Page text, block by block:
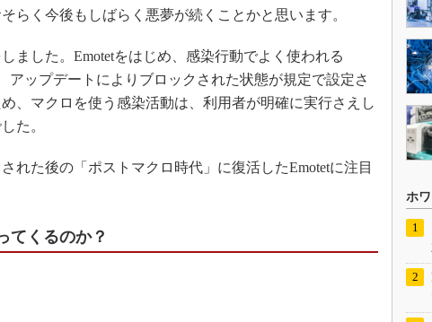
らく今後もしばらく悪夢が続くことかと思います。
ました。Emotetをはじめ、感染行動でよく使われる
アップデートによりブロックされた状態が規定で設定さ
、マクロを使う感染活動は、利用者が明確に実行さえし
た。
れた後の「ポストマクロ時代」に復活したEmotetに注目
てくるのか？
ホ